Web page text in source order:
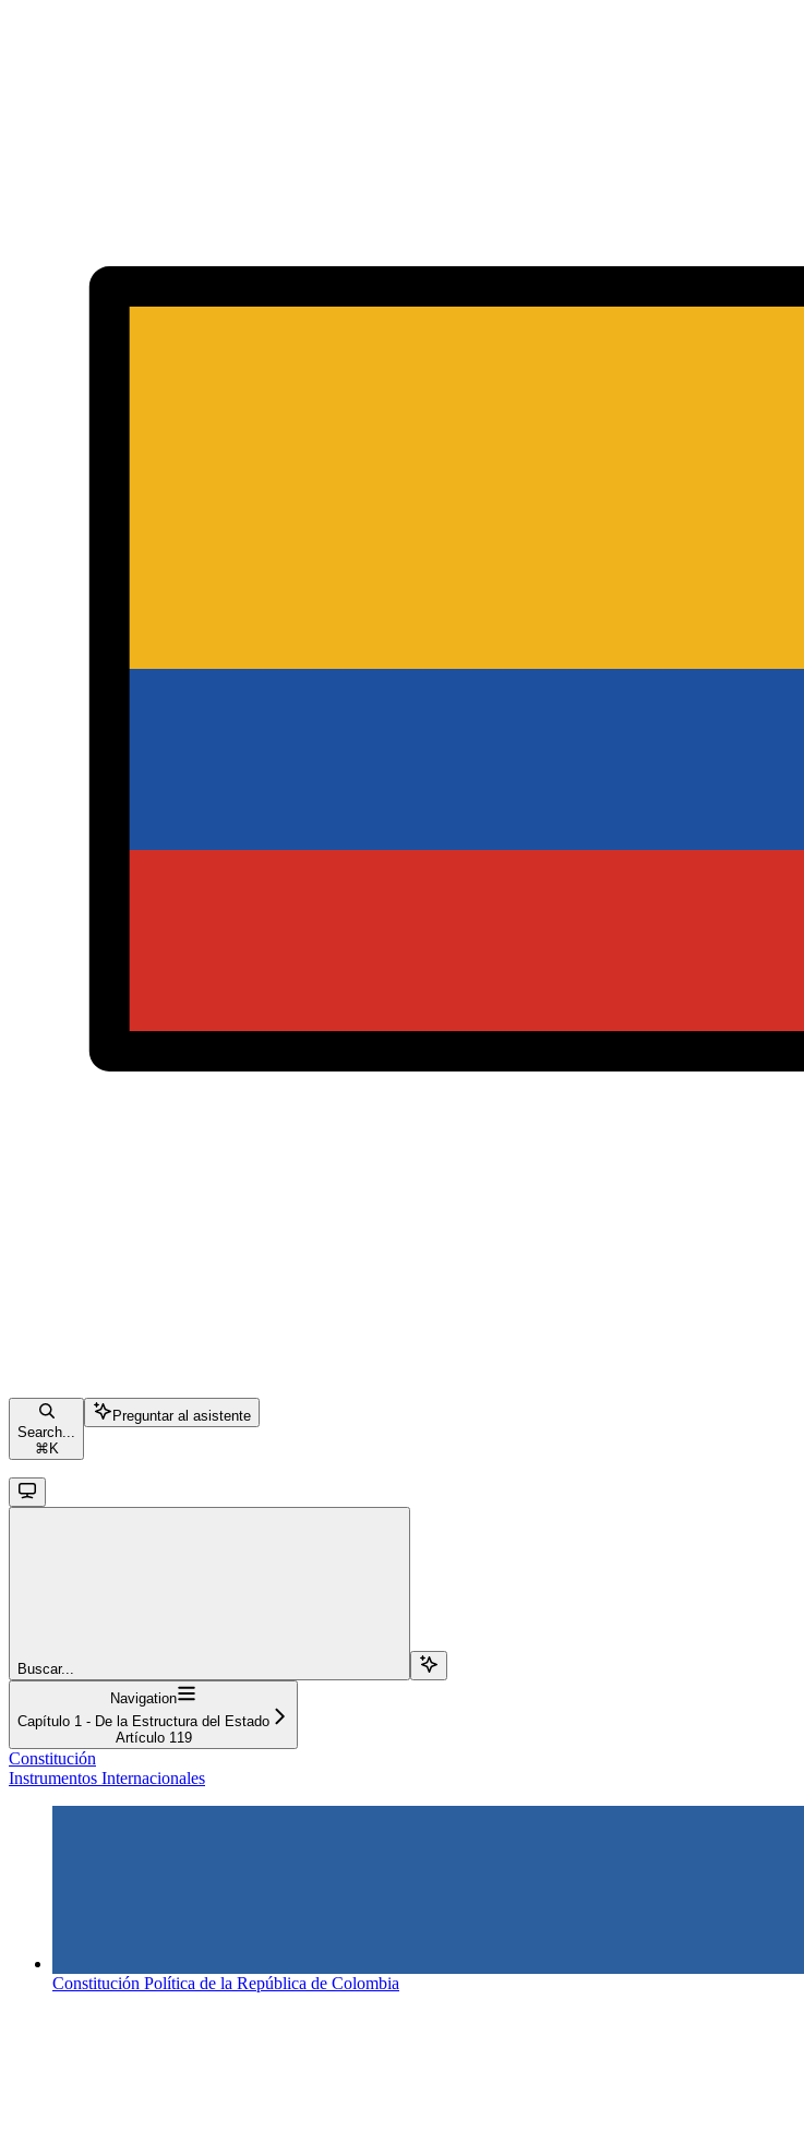
Search...
⌘ K
Preguntar al asistente
Buscar...
Navigation
Capítulo 1 - De la Estructura del Estado
Artículo 119
Constitución
Instrumentos Internacionales
Constitución Política de la República de Colombia